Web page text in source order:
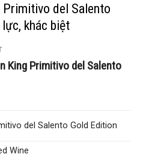
Primitivo del Salento
khác biệt
King Primitivo del Salento
del Salento Gold Edition
Wine